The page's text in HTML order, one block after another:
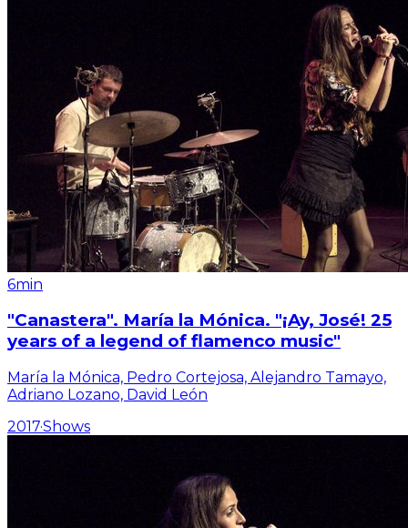
6min
"Canastera". María la Mónica. "¡Ay, José! 25
years of a legend of flamenco music"
María la Mónica, Pedro Cortejosa, Alejandro Tamayo,
Adriano Lozano, David León
2017·Shows